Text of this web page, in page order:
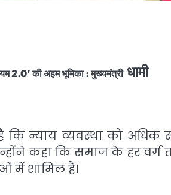
2.0’ की अहम भूमिका : मुख्यमंत्रीधामी
न्याय व्यवस्था को अधिक
कहा कि समाज के हर वर्ग
में शामिल है।